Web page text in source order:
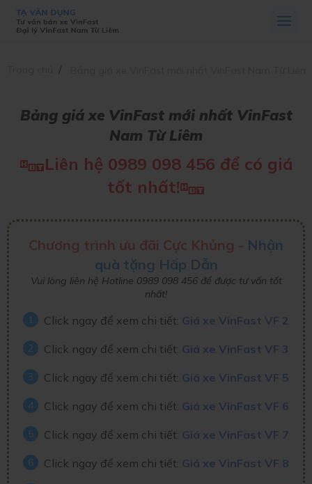
Bảng giá xe VinFast mới nhất VinFast
Nam Từ Liêm
Liên hệ 0989 098 456 để có giá
tốt nhất!
Chương trình ưu đãi Cực Khủng - Nhận
quà tặng Hấp Dẫn
Vui lòng liên hệ Hotline 0989 098 456 để được tư vấn tốt
nhất!
Click ngay để xem chi tiết: Giá xe VinFast VF 2
Click ngay để xem chi tiết: Giá xe VinFast VF 3
Click ngay để xem chi tiết: Giá xe VinFast VF 5
Click ngay để xem chi tiết: Giá xe VinFast VF 6
Click ngay để xem chi tiết: Giá xe VinFast VF 7
Click ngay để xem chi tiết: Giá xe VinFast VF 8